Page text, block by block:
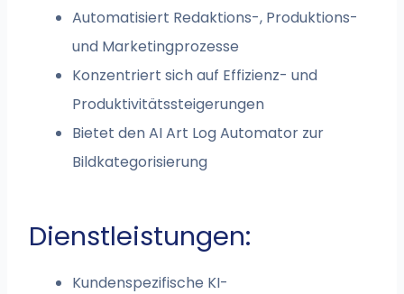
Automatisiert Redaktions-, Produktions-
und Marketingprozesse
Konzentriert sich auf Effizienz- und
Produktivitätssteigerungen
Bietet den AI Art Log Automator zur
Bildkategorisierung
Dienstleistungen:
Kundenspezifische KI-